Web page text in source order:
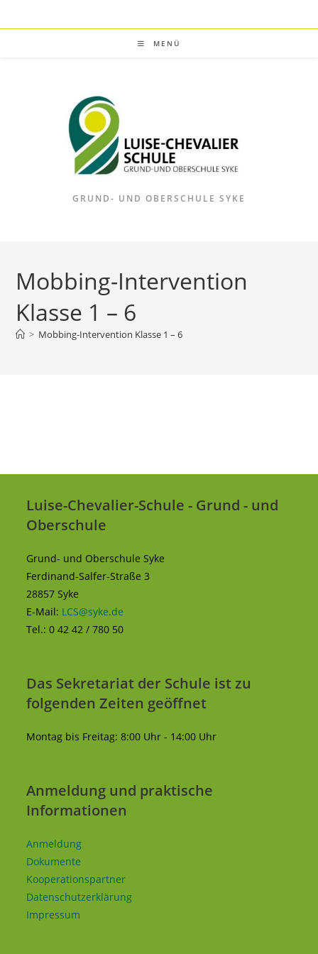
Inhalt
MENÜ
GRUND- UND OBERSCHULE SYKE
Mobbing-Intervention
Klasse 1 – 6
> Mobbing-Intervention Klasse 1 – 6
Luise-Chevalier-Schule - Grund - und
Oberschule
Grund- und Oberschule Syke
Ferdinand-Salfer-Straße 3
28857 Syke
E-Mail: LCS@syke.de
Tel.: 0 42 42 / 780 50
Das Sekretariat der Schule ist zu
folgenden Zeiten geöffnet
Montag bis Freitag: 8:00 Uhr - 14:00 Uhr
Anmeldung und praktische
Informationen
Anmeldung
Dokumente
Kooperationspartner
Datenschutzerklärung
Impressum